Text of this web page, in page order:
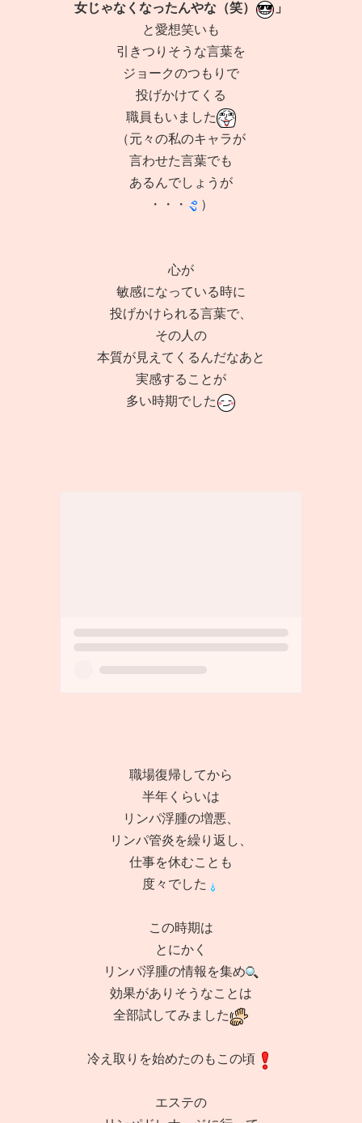
女じゃなくなったんやな（笑）
」
と愛想笑いも
引きつりそうな言葉を
ジョークのつもりで
投げかけてくる
職員もいました
（元々の私のキャラが
言わせた言葉でも
あるんでしょうが
・・・
）
心が
敏感になっている時に
投げかけられる言葉で、
その人の
本質が見えてくるんだなあと
実感することが
多い時期でした
職場復帰してから
半年くらいは
リンパ浮腫の増悪、
リンパ管炎を繰り返し、
仕事を休むことも
度々でした
この時期は
とにかく
リンパ浮腫の情報を集め
効果がありそうなことは
全部試してみました
冷え取りを始めたのもこの頃
エステの